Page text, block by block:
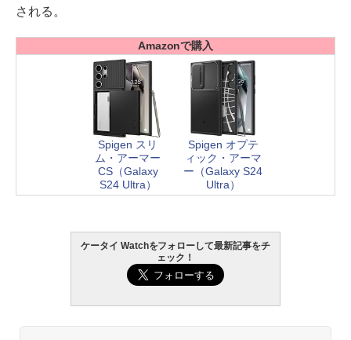
される。
Amazonで購入
Spigen スリ
ム・アーマー
CS（Galaxy
S24 Ultra）
Spigen オプテ
ィック・アーマ
ー（Galaxy S24
Ultra）
ケータイ Watchをフォローして最新記事をチ
ェック！